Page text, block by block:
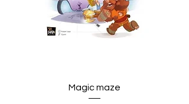
Magic maze